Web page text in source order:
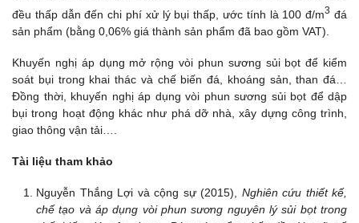
đều thấp dẫn đến chi phí xử lý bụi thấp, ước tính là 100 đ/m3 đá
sản phẩm (bằng 0,06% giá thành sản phẩm đã bao gồm VAT).
Khuyến nghị áp dụng mở rộng vòi phun sương sủi bọt để kiểm
soát bụi trong khai thác và chế biến đá, khoáng sản, than đá…
Đồng thời, khuyến nghị áp dụng vòi phun sương sủi bọt để dập
bụi trong hoạt động khác như phá dỡ nhà, xây dựng công trình,
giao thông vận tải….
Tài liệu tham khảo
Nguyễn Thắng Lợi và cộng sự (2015), Nghiên cứu thiết kế,
chế tạo và áp dụng vòi phun sương nguyên lý sủi bọt trong